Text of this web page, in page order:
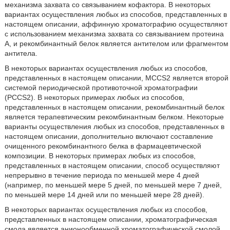
механизма захвата со связыванием кофактора. В некоторых
вариантах осуществления любых из способов, представленных в
настоящем описании, аффинную хроматографию осуществляют
с использованием механизма захвата со связыванием протеина
A, и рекомбинантный белок является антителом или фрагментом
антитела.
В некоторых вариантах осуществления любых из способов,
представленных в настоящем описании, MCCS2 является второй
системой периодической противоточной хроматографии
(PCCS2). В некоторых примерах любых из способов,
представленных в настоящем описании, рекомбинантный белок
является терапевтическим рекомбинантным белком. Некоторые
варианты осуществления любых из способов, представленных в
настоящем описании, дополнительно включают составление
очищенного рекомбинантного белка в фармацевтической
композиции. В некоторых примерах любых из способов,
представленных в настоящем описании, способ осуществляют
непрерывно в течение периода по меньшей мере 4 дней
(например, по меньшей мере 5 дней, по меньшей мере 7 дней,
по меньшей мере 14 дней или по меньшей мере 28 дней).
В некоторых вариантах осуществления любых из способов,
представленных в настоящем описании, хроматографическая